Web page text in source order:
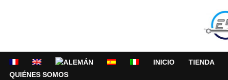
INICIO TIENDA
QUIÉNES SOMOS